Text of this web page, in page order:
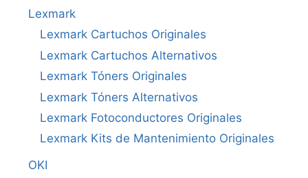
Lexmark
Lexmark Cartuchos Originales
Lexmark Cartuchos Alternativos
Lexmark Tóners Originales
Lexmark Tóners Alternativos
Lexmark Fotoconductores Originales
Lexmark Kits de Mantenimiento Originales
OKI